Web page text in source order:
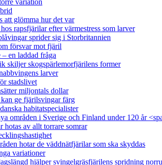
att glömma hur det var
rapsfjärilar efter värmestress som larver
sprider sig i Storbritannien
försvar mot fjäril
en laddad fråga
skiljer skogspärlemorfjärilens former
larver
stadslivet
miljontals dollar
ge fjärilsvingar färg
habitatspecialister
områden i Sverige och Finland under 120 år
hotas av allt torrare somrar
hotar de väddnätfjärilar som ska skyddas
variationer
hjälper svingelgräsfjärilens spridning